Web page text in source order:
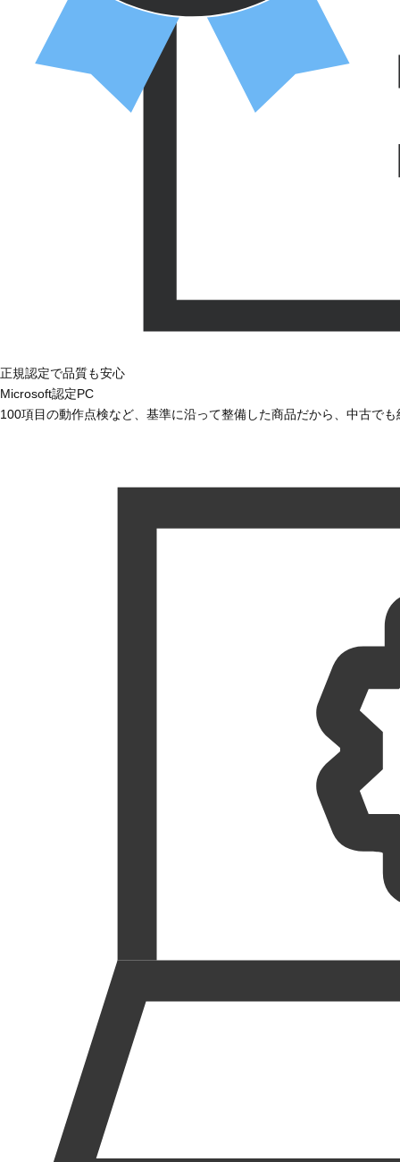
正規認定で品質も安心
Microsoft認定PC
100項目の動作点検など、基準に沿って整備した商品だから、中古で